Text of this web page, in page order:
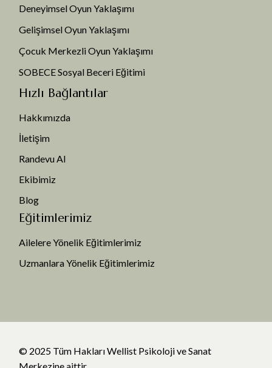
Deneyimsel Oyun Yaklaşımı
Gelişimsel Oyun Yaklaşımı
Çocuk Merkezli Oyun Yaklaşımı
SOBECE Sosyal Beceri Eğitimi
Hızlı Bağlantılar
Hakkımızda
İletişim
Randevu Al
Ekibimiz
Blog
Eğitimlerimiz
Ailelere Yönelik Eğitimlerimiz
Uzmanlara Yönelik Eğitimlerimiz
© 2025 Tüm Hakları Wellist Psikoloji ve Sanat